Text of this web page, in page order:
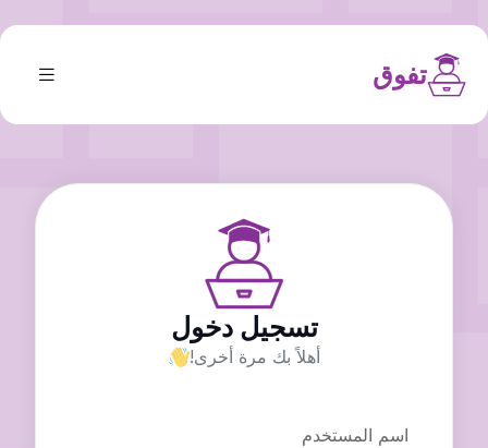
تفوق
تسجيل دخول
أهلاً بك مرة أخرى!
اسم المستخدم